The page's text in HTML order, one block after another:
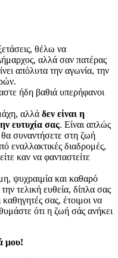
θέλω να
αλλά σαν πατέρας
απόλυτα την αγωνία, την
ήδη βαθιά υπερήφανοι
αλλά δεν είναι η
ευτυχία σας. Είναι απλώς
θα συναντήσετε στη ζωή
εναλλακτικές διαδρομές,
καν να φανταστείτε
ψυχραιμία και καθαρό
τελική ευθεία, δίπλα σας
καθηγητές σας, έτοιμοι να
ότι η ζωή σάς ανήκει
μου!